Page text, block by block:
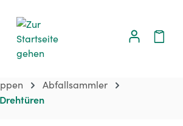
Abfallsammler